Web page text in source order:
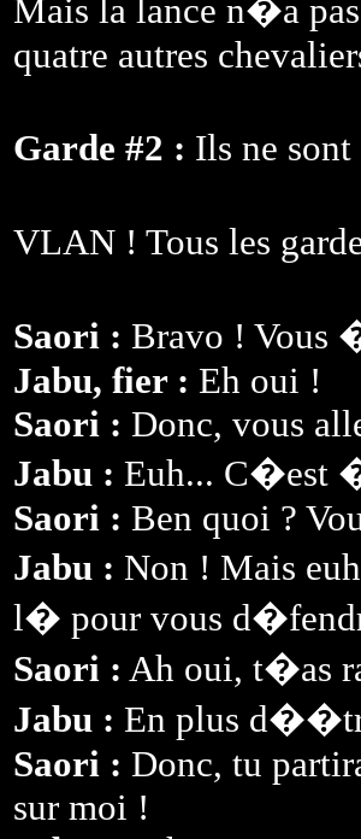
Mais la lance n�a
quatre autres
Garde #2 : Ils ne
VLAN ! Tous les
Saori : Bravo ! Vous
Jabu, fier : Eh oui !
Saori : Donc, vous
Jabu : Euh... C�est
Saori : Ben quoi ?
Jabu : Non ! Mais
l� pour vous
Saori : Ah oui, t�as
Jabu : En plus
Saori : Donc, tu
sur moi !